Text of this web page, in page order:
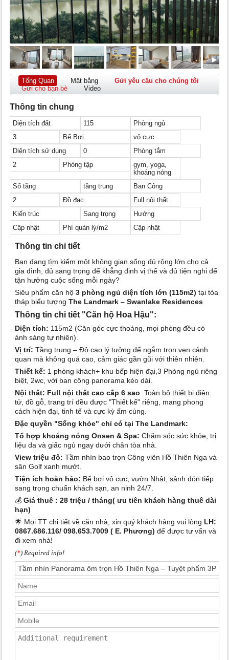
Tổng Quan Mặt bằng
Gửi yêu cầu cho chúng tôi
Gửi cho bạn bè
Video
Thông tin chung
Diện tích đất 115
Phòng ngủ
3
Bể Bơi
vô cực
Diện tích sử dụng
0
Phòng tắm
2
Phòng tập
gym, yoga,
khoáng nóng
Số tầng
tầng trung
Ban Công
2
Đồ đạc
Full nội thất
Kiến trúc
Sang trọng
Hướng
Cập nhật
Phí quản lý/m2 Cập nhật
Thông tin chi tiết
Bạn đang tìm kiếm một không gian sống đủ rộng lớn cho cả
gia đình, đủ sang trọng để khẳng định vị thế và đủ tiện nghi để
tận hưởng cuộc sống mỗi ngày?
Siêu phẩm căn hộ3 phòng ngủ diện tích lớn (115m2) tại tòa
tháp biểu tượngThe Landmark – Swanlake Residences
Thông tin chi tiết "Căn hộ Hoa Hậu":
Diện tích: 115m2 (Căn góc cực thoáng, mọi phòng đều có
ánh sáng tự nhiên).
Vị trí: Tầng trung – Độ cao lý tưởng để ngắm trọn vẹn cảnh
quan mà không quá cao, cảm giác gần gũi với thiên nhiên.
Thiết kế: 1 phòng khách+ khu bếp hiện đại,3 Phòng ngủ riêng
biệt, 2wc, với ban công panorama kéo dài.
Nội thất: Full nội thất cao cấp 6 sao . Toàn bộ thiết bị điện
tử, đồ gỗ, trang trí đều được "Thiết kế" riêng, mang phong
cách hiện đại, tinh tế và cực kỳ ấm cúng.
Đặc quyền "Sống khỏe" chỉ có tại The Landmark:
Tổ hợp khoáng nóng Onsen & Spa: Chăm sóc sức khỏe, trị
liệu da và giấc ngủ ngay dưới chân tòa nhà.
View triệu đô: Tầm nhìn bao trọn Công viên Hồ Thiên Nga và
sân Golf xanh mướt.
Tiện ích hoàn hảo: Bể bơi vô cực, vườn Nhật, sảnh đón tiếp
sang trọng chuẩn khách sạn, an ninh 24/7.
💰Giá thuê : 28 triệu / tháng( ưu tiên khách hàng thuê dài
hạn)
🌟 Mọi TT chi tiết về căn nhà, xin quý khách hàng vui lòng LH:
0867.686.116/ 098.653.7009 ( E. Phương) để được tư vấn và
đi xem nhà!
(*) Required info!